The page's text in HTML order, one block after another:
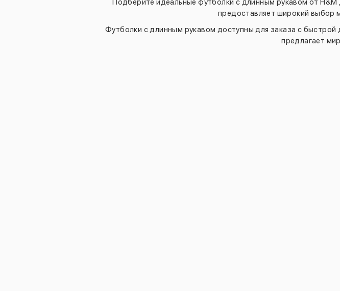
Подберите идеальные футболки с длинным рукавом от
предоставляет широкий выбор
Футболки с длинным рукавом доступны для заказа с
предлагает